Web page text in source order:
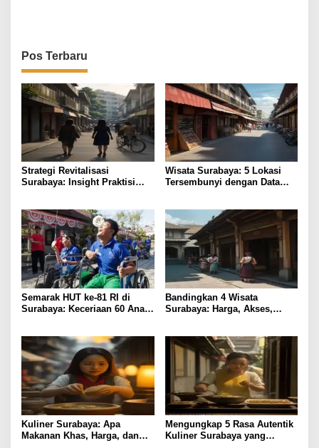
Pos Terbaru
Strategi Revitalisasi
Surabaya: Insight Praktisi
Wisata Surabaya: 5 Lokasi
Tersembunyi dengan Data
Semarak HUT ke-81 RI di
Surabaya: Keceriaan 60 Anak
Bandingkan 4 Wisata
Surabaya: Harga, Akses,
Kuliner Surabaya: Apa
Makanan Khas, Harga, dan
Mengungkap 5 Rasa Autentik
Kuliner Surabaya yang